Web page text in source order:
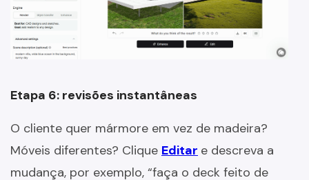
Etapa 6: revisões instantâneas
O cliente quer mármore em vez de madeira?
Móveis diferentes? Clique Editar e descreva a
mudança, por exemplo, “faça o deck feito de